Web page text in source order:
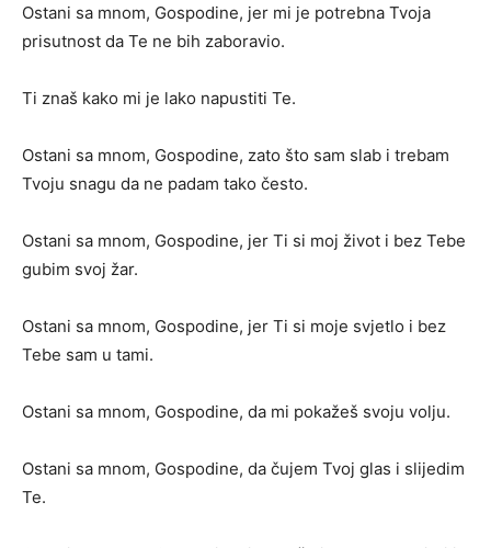
Ostani sa mnom, Gospodine, jer mi je potrebna Tvoja
prisutnost da Te ne bih zaboravio.
Ti znaš kako mi je lako napustiti Te.
Ostani sa mnom, Gospodine, zato što sam slab i trebam
Tvoju snagu da ne padam tako često.
Ostani sa mnom, Gospodine, jer Ti si moj život i bez Tebe
gubim svoj žar.
Ostani sa mnom, Gospodine, jer Ti si moje svjetlo i bez
Tebe sam u tami.
Ostani sa mnom, Gospodine, da mi pokažeš svoju volju.
Ostani sa mnom, Gospodine, da čujem Tvoj glas i slijedim
Te.